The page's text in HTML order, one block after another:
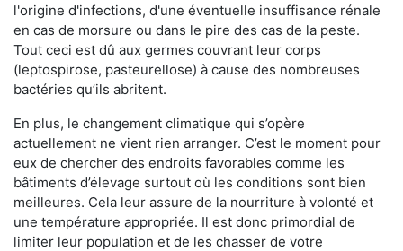
l'origine d'infections, d'une éventuelle insuffisance rénale
en cas de morsure ou dans le pire des cas de la peste.
Tout ceci est dû aux germes couvrant leur corps
(leptospirose, pasteurellose) à cause des nombreuses
bactéries qu’ils abritent.
En plus, le changement climatique qui s’opère
actuellement ne vient rien arranger. C’est le moment pour
eux de chercher des endroits favorables comme les
bâtiments d’élevage surtout où les conditions sont bien
meilleures. Cela leur assure de la nourriture à volonté et
une température appropriée. Il est donc primordial de
limiter leur population et de les chasser de votre